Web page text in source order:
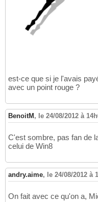
est-ce que si je l'avais
avec un point rouge ?
BenoitM , le 24/08/2012 à
C'est sombre, pas fan de
celui de Win8
andry.aime, le 24/08/2012 à
On fait avec ce qu'on a,